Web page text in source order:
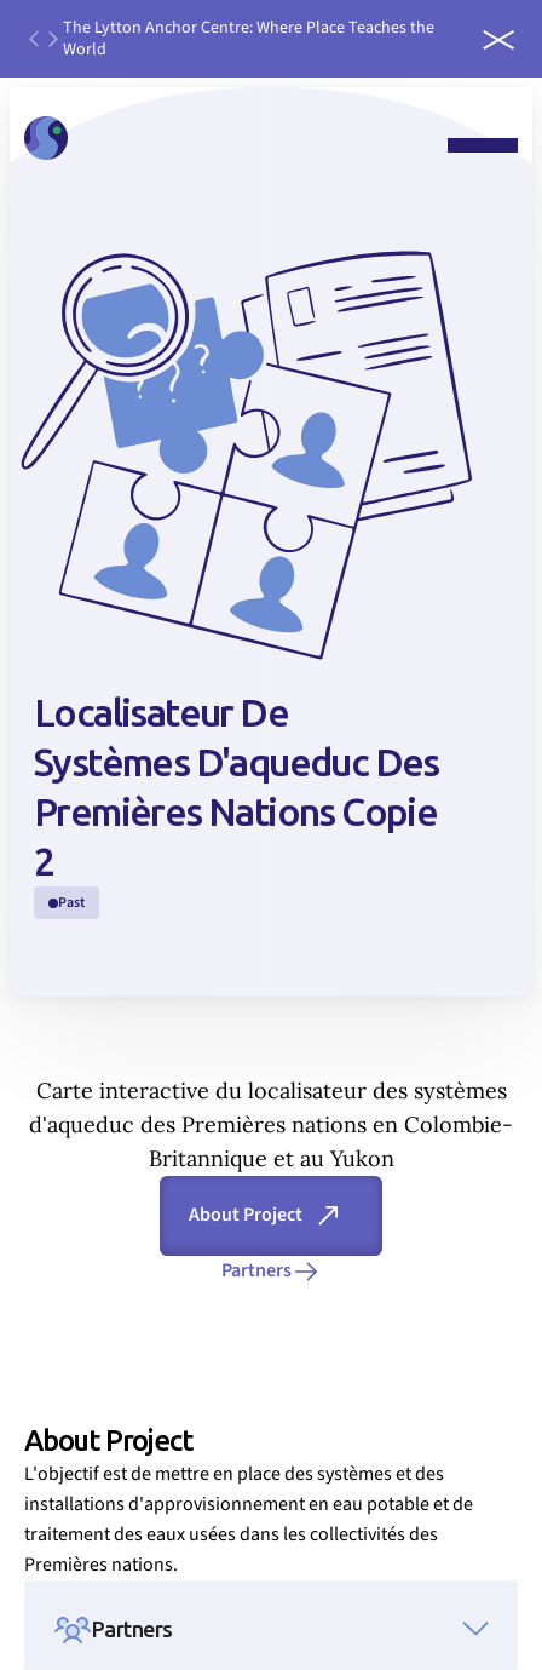
The Lytton Anchor Centre: Where Place Teaches the
World
run it
Localisateur De
Systèmes D'aqueduc Des
Premières Nations Copie
2
Past
Carte interactive du localisateur des systèmes
d'aqueduc des Premières nations en Colombie-
Britannique et au Yukon
About Project
Partners
About Project
L'objectif est de mettre en place des systèmes et des
installations d'approvisionnement en eau potable et de
traitement des eaux usées dans les collectivités des
Premières nations.
Partners